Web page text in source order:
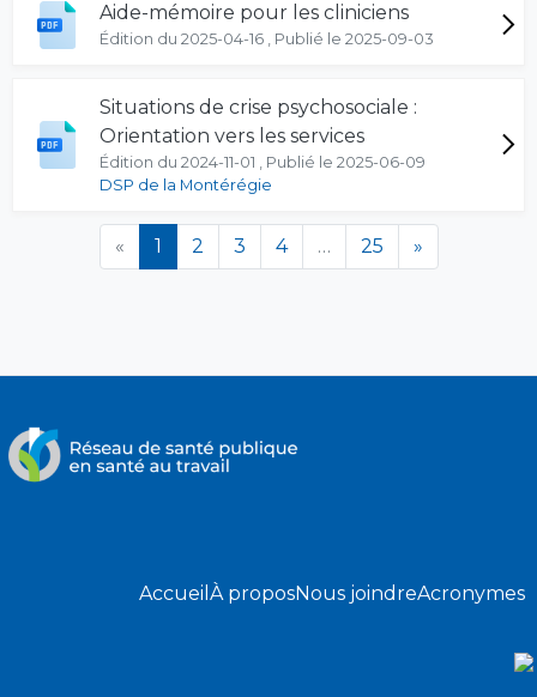
Aide-mémoire pour les cliniciens
Édition du 2025-04-16 , Publié le 2025-09-03
Situations de crise psychosociale :
Orientation vers les services
Édition du 2024-11-01 , Publié le 2025-06-09
DSP de la Montérégie
« 1 (en cours)
2 3 4 … 25 »
Accueil À proposNous joindreAcronymes